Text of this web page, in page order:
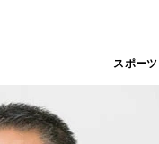
スポーツ